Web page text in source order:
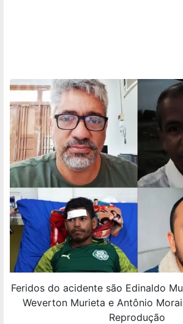
Feridos do acidente são Edinaldo
Weverton Murieta e Antônio
Reprodução